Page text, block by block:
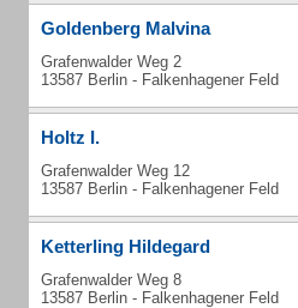
Goldenberg Malvina
Grafenwalder Weg 2
13587 Berlin - Falkenhagener Feld
Holtz I.
Grafenwalder Weg 12
13587 Berlin - Falkenhagener Feld
Ketterling Hildegard
Grafenwalder Weg 8
13587 Berlin - Falkenhagener Feld